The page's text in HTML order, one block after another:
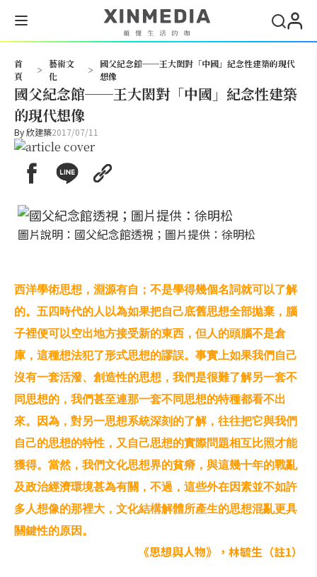
首
頁
>
藝術文
化
>
國父紀念館──王大閎對「中國」紀念性建築的現代
想像
國父紀念館──王大閎對「中國」紀念性建築
的現代想像
By欣建築2017/07/11
圖片說明：國父紀念館透視；圖片提供：徐明松
西洋學術思想，淵源有自；不是學得幾個名詞就可以了解
的。五四時代的人以為如果把自己底舊思想全部拋棄，腦
子裡便可以空出地方接受新的東西，但人的頭腦不是倉
庫，這種想法犯了形式思想的謬誤。事實上如果我們自己
沒有一套活潑、創造性的思想，我們是很難了解另一套不
同思想的，我們甚至連那一套不同思想的特種都看不出
來。因為，對另一思想系統深刻的了解，往往把它與我們
自己的思想的特性，又自己思想的實際問題相互比照才能
獲得。當然，我們文化思想界的貧瘠，與這幾十年的戰亂
及政治經濟環境甚為有關，不過，這些外在因素並不如許
多人想像的那裡大，文化結構解體所產生的思想混亂更具
關鍵性的原因。
《思想與人物》，林毓生（註1）